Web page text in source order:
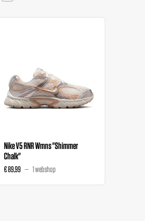
Nike V5 RNR Wmns "Shimmer
Chalk"
€ 89,99 1 webshop